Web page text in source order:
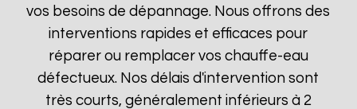
vos besoins de dépannage. Nous offrons des
interventions rapides et efficaces pour
réparer ou remplacer vos chauffe-eau
défectueux. Nos délais d'intervention sont
très courts, généralement inférieurs à 2